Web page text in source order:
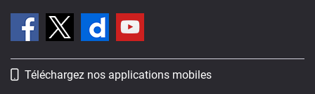
Téléchargez nos applications mobiles